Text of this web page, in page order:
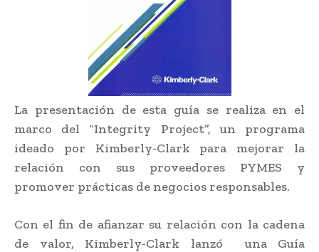
La presentación de esta guía se realiza en el
marco del “Integrity Project”, un programa
ideado por Kimberly-Clark para mejorar la
relación con sus proveedores PYMES y
promover prácticas de negocios responsables.
Con el fin de afianzar su relación con la cadena
de valor, Kimberly-Clark lanzó una Guía